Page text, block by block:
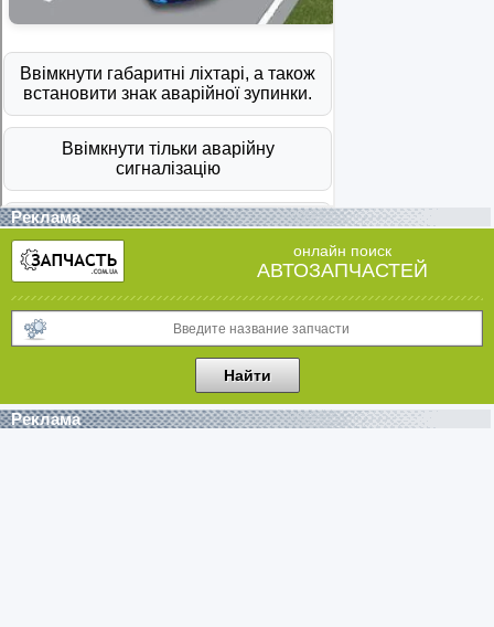
Реклама
онлайн поиск
АВТОЗАПЧАСТЕЙ
Реклама